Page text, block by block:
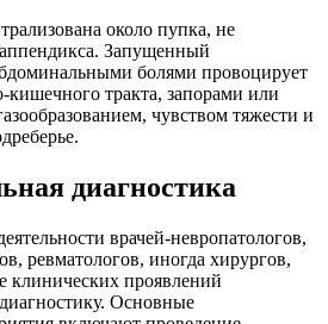
около пупка, не
Запущенный
болями провоцирует
кишечного тракта, запорами или
чувством тяжести и
диагностика
врачей-невропатологов,
ревматологов, иногда хирургов,
клинических проявлений
Основные